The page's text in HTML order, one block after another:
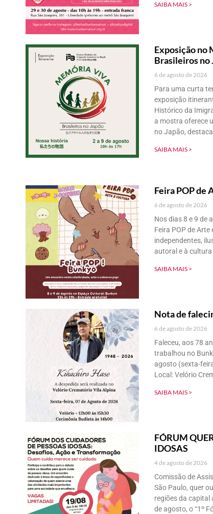
SAIBA MAIS >
Exposição no
Brasileiros no
6 de agosto de 2026
Para uma curta
exposição
Histórico da
a mostra oferece
no Japão,
SAIBA MAIS >
Feira POP de
6 de agosto de 2026
Nos dias 8 e 9 de
Feira POP de
independentes,
autoral e à
SAIBA MAIS >
Nota de
6 de agosto de 2026
Faleceu, aos 78
trabalhou no
agosto (sexta-
Local: Velório
SAIBA MAIS >
FÓRUM
IDOSAS
4 de agosto de 2026
Comissão de
São Paulo, quer
regiões da capital
de agosto, o “1º